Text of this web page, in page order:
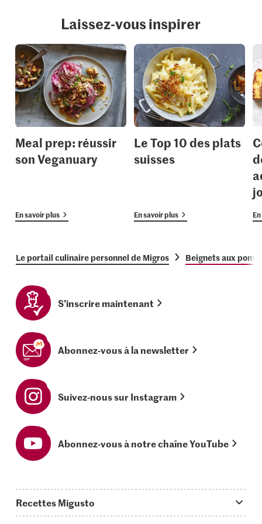
Laissez-vous inspirer
Meal prep: réussir
son Veganuary
En savoir plus
Le Top 10 des plats
suisses
En savoir plus
Le portail culinaire personnel de Migros Beignets aux
S’inscrire maintenant
Abonnez-vous à la newsletter
Suivez-nous sur Instagram
Abonnez-vous à notre chaîne YouTube
Recettes Migusto